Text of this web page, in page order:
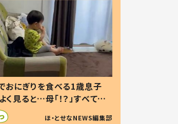
おにぎりを食べる1歳息子
く見ると…母「！？」すべてを
の投稿に「可愛いから許
ほ・とせなNEWS編集部